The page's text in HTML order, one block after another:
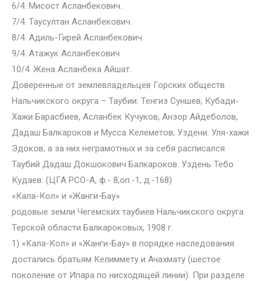
6/4. Мисост Асланбекович.
7/4. Таусултан Асланбекович.
8/4. Адиль-Гирей Асланбекович.
9/4. Атажук Асланбекович.
10/4. Жена Асланбека Айшат.
Доверенные от землевладельцев Горских обществ
Нальчикского округа – Таубии: Тенгиз Суншев, Кубади-
Хажи Барасбиев, Асланбек Кучуков, Анзор Айдеболов,
Дадаш Балкароков и Мусса Келеметов; Уздени: Уля-хажи
Эдоков, а за них неграмотных и за себя расписался
Таубий Дадаш Докшокович Балкароков. Уздень Тебо
Кудаев. (ЦГА РСО-А, ф.- 8,оп.-1, д.-168)
«Кала-Кол» и «Жанги-Бау»
родовые земли Чегемских таубиев Нальчикского округа
Терской области Балкароковых, 1908 г.
1) «Кала-Кол» и «Жанги-Бау» в порядке наследования
достались братьям Келиммету и Ачахмату (шестое
поколение от Ипара по нисходящей линии). При разделе